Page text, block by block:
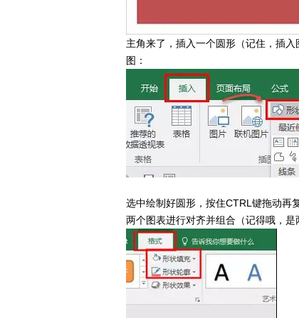
主角来了，插入一个圆形（记住，插
图：
选中绘制好圆形，按住CTRL键拖动再
两个图表进行对齐并组合（记得哦，是